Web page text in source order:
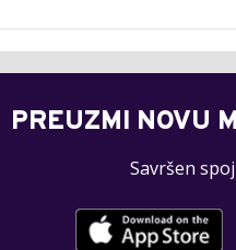
PREUZMI NOVU
Savršen